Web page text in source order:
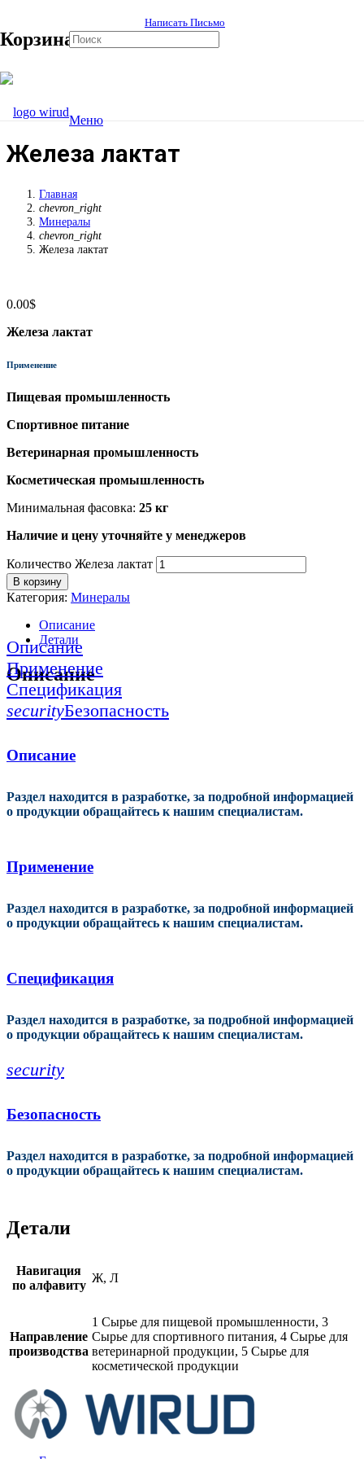
Корзина
Написать Письмо
Меню
Железа лактат
Главная
chevron_right
Минералы
chevron_right
Железа лактат
0.00$
Железа лактат
Применение
Пищевая промышленность
Спортивное питание
Ветеринарная промышленность
Косметическая промышленность
Минимальная фасовка: 25 кг
Наличие и цену уточняйте у менеджеров
Количество Железа лактат
В корзину
Категория: Минералы
Описание
Детали
Описание
Описание
Применение
Спецификация
securityБезопасность
Описание
Раздел находится в разработке, за подробной информацией
о продукции обращайтесь к нашим специалистам.
Применение
Раздел находится в разработке, за подробной информацией
о продукции обращайтесь к нашим специалистам.
Спецификация
Раздел находится в разработке, за подробной информацией
о продукции обращайтесь к нашим специалистам.
security
Безопасность
Раздел находится в разработке, за подробной информацией
о продукции обращайтесь к нашим специалистам.
Детали
Навигация
по алфавиту
Ж, Л
Направление
производства
1 Сырье для пищевой промышленности, 3
Сырье для спортивного питания, 4 Сырье для
ветеринарной продукции, 5 Сырье для
косметической продукции